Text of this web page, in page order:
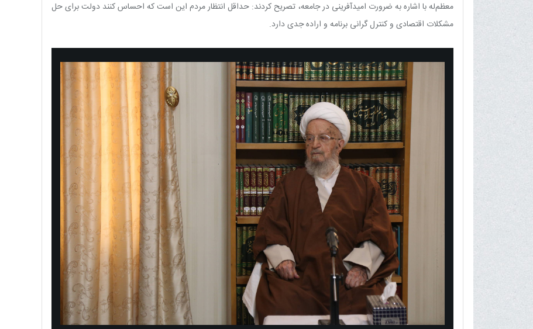
معظم‌له با اشاره به ضرورت امیدآفرینی در جامعه، تصریح کردند: حداقل انتظار مردم این است که احساس کنند دولت برای حل
مشکلات اقتصادی و کنترل گرانی برنامه و اراده جدی دارد.